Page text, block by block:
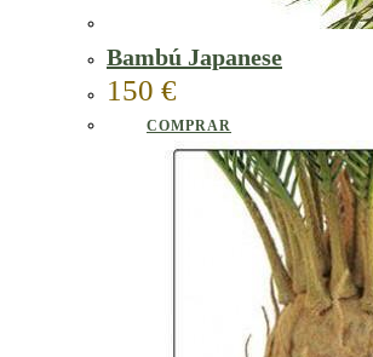
Bambú Japanese
150 €
COMPRAR